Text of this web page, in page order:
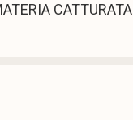
CATTURATA